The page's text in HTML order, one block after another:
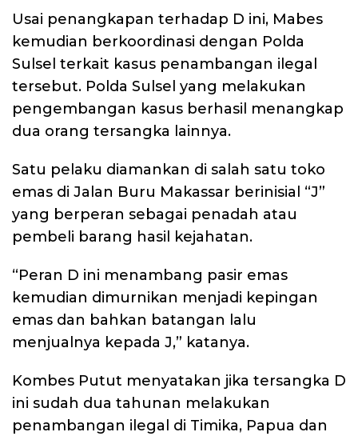
Usai penangkapan terhadap D ini, Mabes
kemudian berkoordinasi dengan Polda
Sulsel terkait kasus penambangan ilegal
tersebut. Polda Sulsel yang melakukan
pengembangan kasus berhasil menangkap
dua orang tersangka lainnya.
Satu pelaku diamankan di salah satu toko
emas di Jalan Buru Makassar berinisial “J”
yang berperan sebagai penadah atau
pembeli barang hasil kejahatan.
“Peran D ini menambang pasir emas
kemudian dimurnikan menjadi kepingan
emas dan bahkan batangan lalu
menjualnya kepada J,” katanya.
Kombes Putut menyatakan jika tersangka D
ini sudah dua tahunan melakukan
penambangan ilegal di Timika, Papua dan